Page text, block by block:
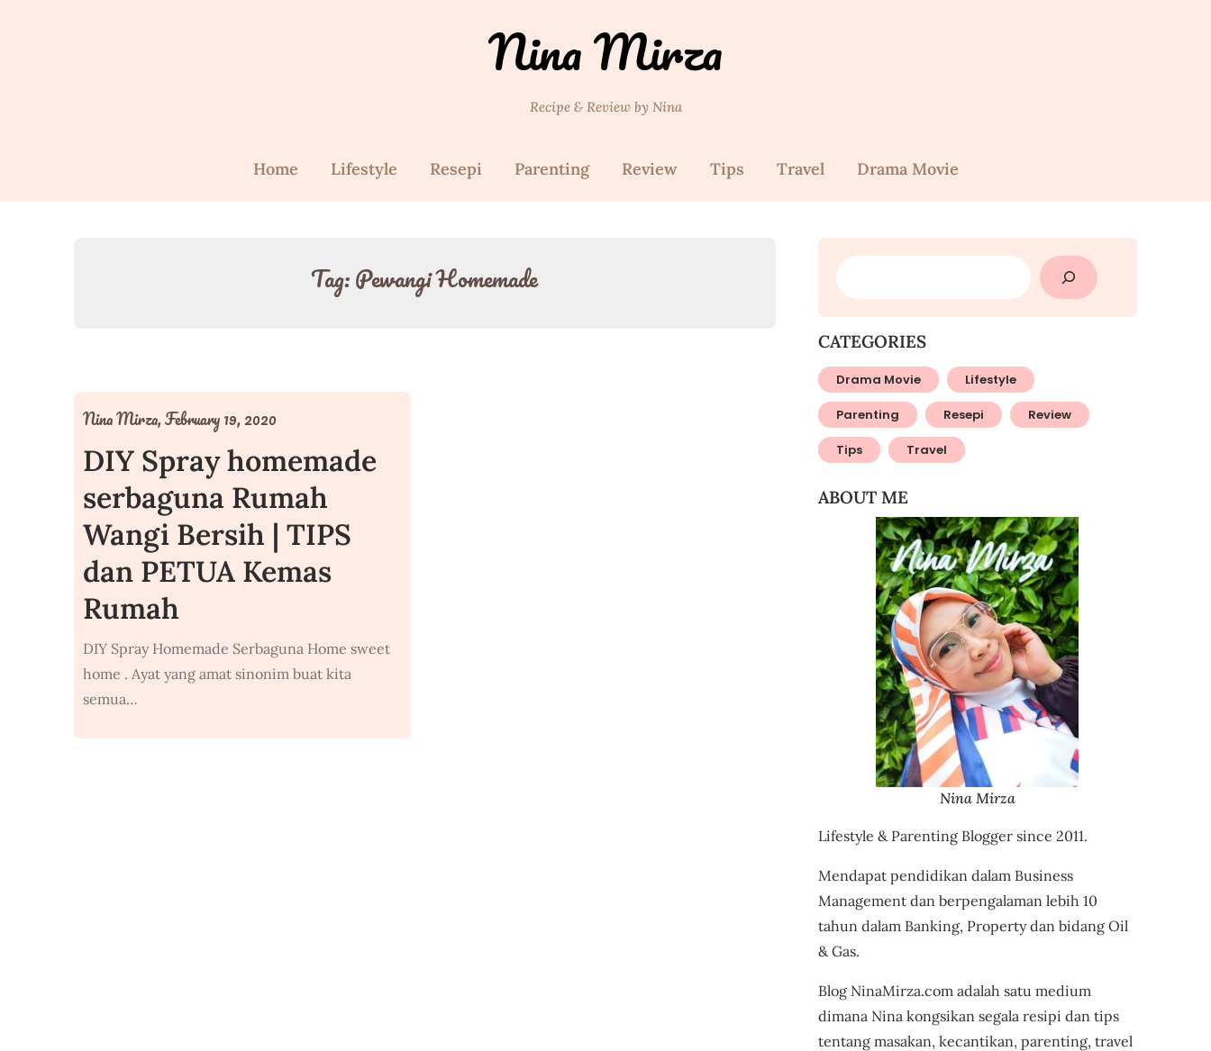
Nina Mirza
Recipe & Review by Nina
Home Lifestyle Resepi Parenting Review Tips Travel Drama Movie
Tag:Pewangi Homemade
DIY Spray homemade
serbaguna Rumah
Wangi Bersih | TIPS
dan PETUA Kemas
Rumah
Nina Mirza,February 19, 2020
DIY Spray Homemade Serbaguna Home sweet
home . Ayat yang amat sinonim buat kita
semua…
SEARCH
CATEGORIES
Drama Movie Lifestyle
Parenting Resepi Review
Tips Travel
ABOUT ME
Nina Mirza
Lifestyle & Parenting Blogger since 2011.
Mendapat pendidikan dalam Business
Management dan berpengalaman lebih 10
tahun dalam Banking, Property dan bidang Oil
& Gas.
Blog NinaMirza.com adalah satu medium
dimana Nina kongsikan segala resipi dan tips
tentang masakan, kecantikan, parenting, travel